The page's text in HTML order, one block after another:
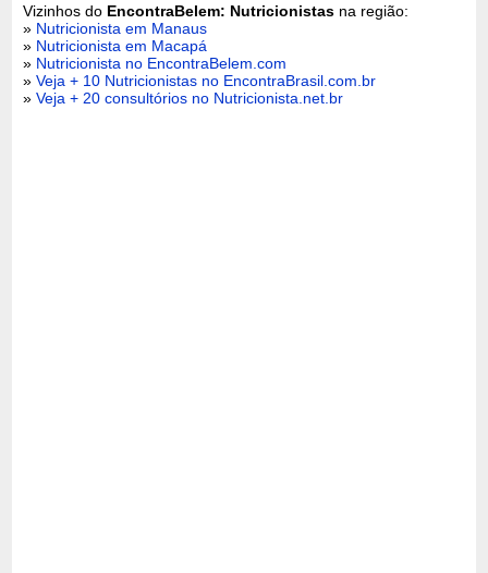
Vizinhos do EncontraBelem: Nutricionistas na região:
» Nutricionista em Manaus
» Nutricionista em Macapá
» Nutricionista no EncontraBelem.com
»Veja + 10 Nutricionistas no EncontraBrasil.com.br
»Veja + 20 consultórios no Nutricionista.net.br